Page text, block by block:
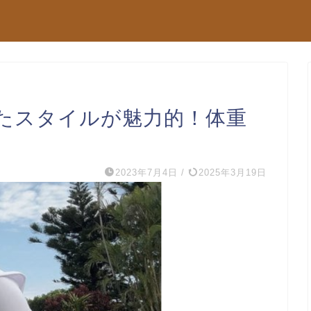
スタイルが魅力的！体重
2023年7月4日 / 2025年3月19日